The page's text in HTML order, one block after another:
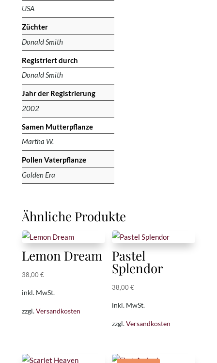
USA
Züchter
Donald Smith
Registriert durch
Donald Smith
Jahr der Registrierung
2002
Samen Mutterpflanze
Martha W.
Pollen Vaterpflanze
Golden Era
Ähnliche Produkte
Lemon Dream
38,00 €
inkl. MwSt.
zzgl.Versandkosten
Pastel
Splendor
38,00€
inkl. MwSt.
zzgl.Versandkosten